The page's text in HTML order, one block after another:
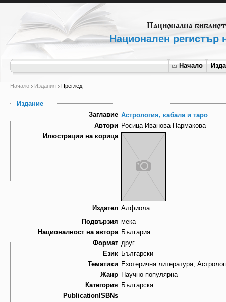
Национален регистър
Начало
Начало Издания Преглед
Издание
Заглавие Aстрология, кабала и таро
Автори Росица Иванова Пармакова
Илюстрации на корица
Издател Алфиола
Подвързия мека
Националност на автора България
Формат друг
Език Български
Тематики Езотерична литература,
Жанр Научно-популярна
Категория Българска
PublicationISBNs